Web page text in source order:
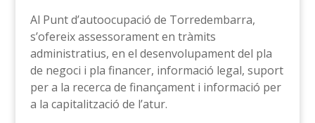
Al Punt d’autoocupació de Torredembarra,
s’ofereix assessorament en tràmits
administratius, en el desenvolupament del pla
de negoci i pla financer, informació legal, suport
per a la recerca de finançament i informació per
a la capitalització de l’atur.